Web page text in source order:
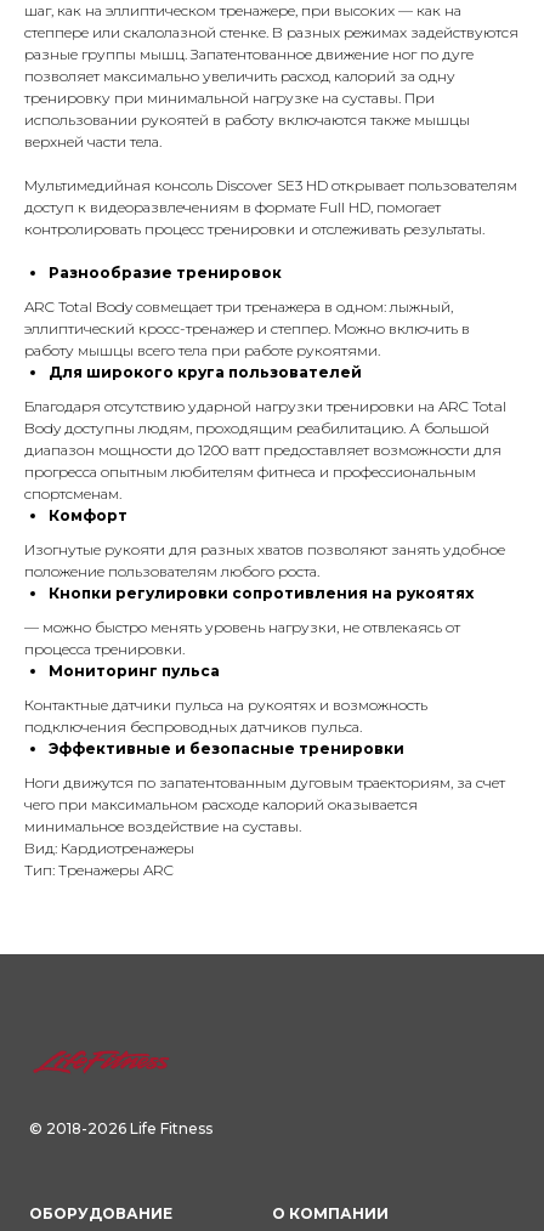
шаг, как на эллиптическом тренажере, при высоких — как на
степпере или скалолазной стенке. В разных режимах задействуются
разные группы мышц. Запатентованное движение ног по дуге
позволяет максимально увеличить расход калорий за одну
тренировку при минимальной нагрузке на суставы. При
использовании рукоятей в работу включаются также мышцы
верхней части тела.
Мультимедийная консоль Discover SE3 HD открывает пользователям
доступ к видеоразвлечениям в формате Full HD, помогает
контролировать процесс тренировки и отслеживать результаты.
Разнообразие тренировок
ARC Total Body совмещает три тренажера в одном: лыжный,
эллиптический кросс-тренажер и степпер. Можно включить в
работу мышцы всего тела при работе рукоятями.
Для широкого круга пользователей
Благодаря отсутствию ударной нагрузки тренировки на ARC Total
Body доступны людям, проходящим реабилитацию. А большой
диапазон мощности до 1200 ватт предоставляет возможности для
прогресса опытным любителям фитнеса и профессиональным
спортсменам.
Комфорт
Изогнутые рукояти для разных хватов позволяют занять удобное
положение пользователям любого роста.
Кнопки регулировки сопротивления на рукоятях
— можно быстро менять уровень нагрузки, не отвлекаясь от
процесса тренировки.
Мониторинг пульса
Контактные датчики пульса на рукоятях и возможность
подключения беспроводных датчиков пульса.
Эффективные и безопасные тренировки
Ноги движутся по запатентованным дуговым траекториям, за счет
чего при максимальном расходе калорий оказывается
минимальное воздействие на суставы.
Вид: Кардиотренажеры
Тип: Тренажеры ARC
© 2018-2026 Life Fitness
ОБОРУДОВАНИЕ О КОМПАНИИ